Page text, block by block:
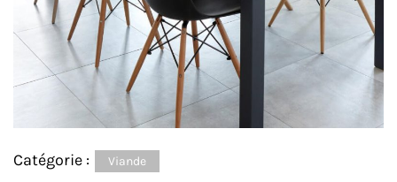
Catégorie : Viande